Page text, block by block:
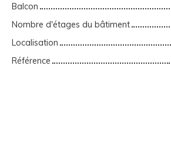
Balcon
Nombre d'étages du bâtiment
Localisation
Référence